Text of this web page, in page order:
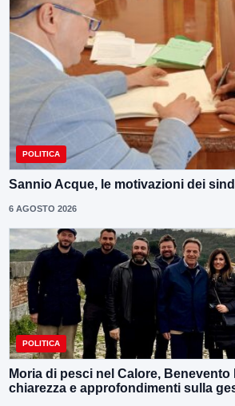
POLITICA
Sannio Acque, le motivazioni dei
6 AGOSTO 2026
POLITICA
Moria di pesci nel Calore,
chiarezza e approfondimenti sulla